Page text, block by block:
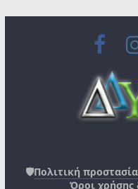
🛡️Πολιτική
Όροι